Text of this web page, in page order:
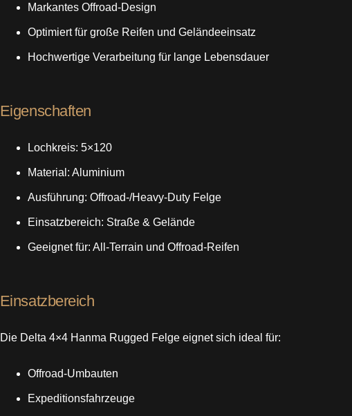
Markantes Offroad-Design
Optimiert für große Reifen und Geländeeinsatz
Hochwertige Verarbeitung für lange Lebensdauer
Eigenschaften
Lochkreis: 5×120
Material: Aluminium
Ausführung: Offroad-/Heavy-Duty Felge
Einsatzbereich: Straße & Gelände
Geeignet für: All-Terrain und Offroad-Reifen
Einsatzbereich
Die Delta 4×4 Hanma Rugged Felge eignet sich ideal für:
Offroad-Umbauten
Expeditionsfahrzeuge